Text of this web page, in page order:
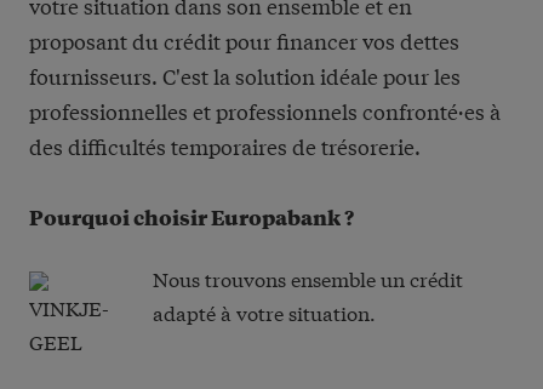
proposant du crédit pour financer vos dettes
fournisseurs. C'est la solution idéale pour les
professionnelles et professionnels confronté·es à
des difficultés temporaires de trésorerie.
Pourquoi choisir Europabank ?
Nous trouvons ensemble un crédit
adapté à votre situation.